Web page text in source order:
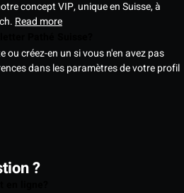
concept VIP, unique en Suisse, à
Read more
créez-en un si vous n'en avez pas
dans les paramètres de votre profil
?